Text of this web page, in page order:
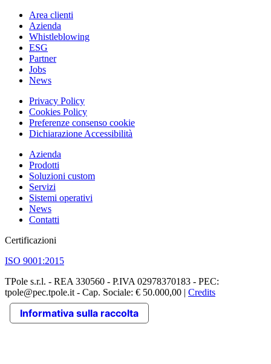
Area clienti
Azienda
Whistleblowing
ESG
Partner
Jobs
News
Privacy Policy
Cookies Policy
Preferenze consenso cookie
Dichiarazione Accessibilità
Azienda
Prodotti
Soluzioni custom
Servizi
Sistemi operativi
News
Contatti
Certificazioni
ISO 9001:2015
TPole s.r.l. - REA 330560 - P.IVA 02978370183 - PEC:
tpole@pec.tpole.it - Cap. Sociale: € 50.000,00 | Credits
Informativa sulla raccolta